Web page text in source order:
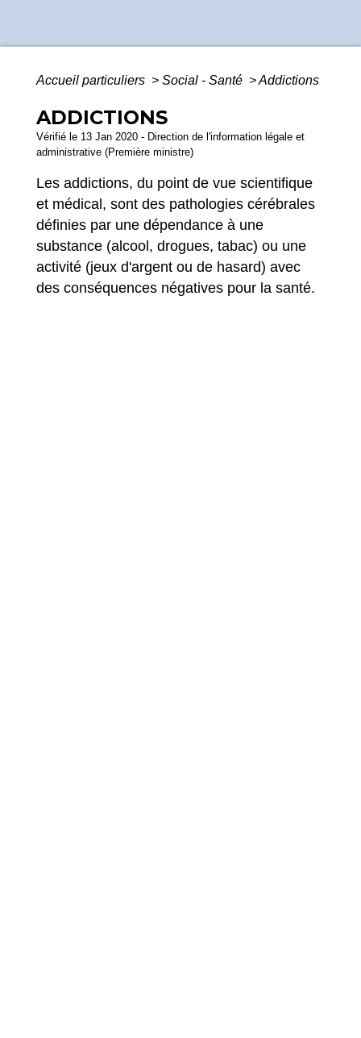
Accueil particuliers > Social - Santé >Addictions
ADDICTIONS
Vérifié le 13 Jan 2020 - Direction de l'information légale et
administrative (Première ministre)
Les addictions, du point de vue scientifique
et médical, sont des pathologies cérébrales
définies par une dépendance à une
substance (alcool, drogues, tabac) ou une
activité (jeux d'argent ou de hasard) avec
des conséquences négatives pour la santé.